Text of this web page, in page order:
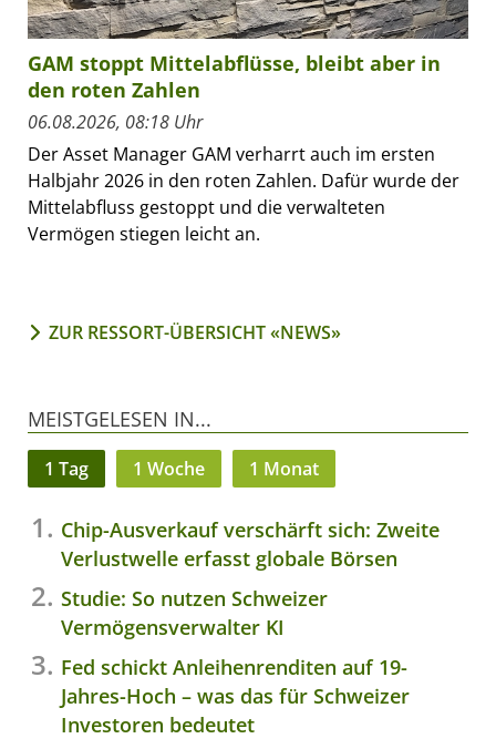
GAM stoppt Mittelabflüsse, bleibt aber in
den roten Zahlen
06.08.2026, 08:18 Uhr
Der Asset Manager GAM verharrt auch im ersten
Halbjahr 2026 in den roten Zahlen. Dafür wurde der
Mittelabfluss gestoppt und die verwalteten
Vermögen stiegen leicht an.
ZUR RESSORT-ÜBERSICHT «NEWS»
MEISTGELESEN IN...
1 Tag 1 Woche 1 Monat
Chip-Ausverkauf verschärft sich: Zweite
Verlustwelle erfasst globale Börsen
Studie: So nutzen Schweizer
Vermögensverwalter KI
Fed schickt Anleihenrenditen auf 19-
Jahres-Hoch – was das für Schweizer
Investoren bedeutet